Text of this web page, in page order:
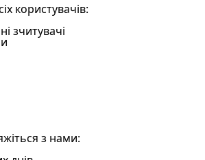
користувачів:
зчитувачі
з нами: